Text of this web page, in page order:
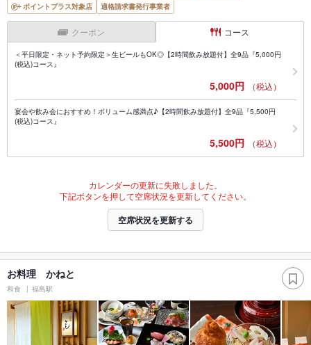
ポイントプラス対象店
適格請求書発行事業者
クーポン コース
＜平日限定・ネット予約限定＞生ビールもOK◎【2時間飲み放題付】全9品『5,000円
(税込)コース』
5,000円 （税込）
宴会や飲み会におすすめ！ボリューム感満点♪【2時間飲み放題付】全9品『5,500円
(税込)コース』
5,500円 （税込）
カレンダーの更新に失敗しました。
下記ボタンを押して空席状況を更新してください。
空席状況を更新する
お料理 かねと
和食 福島駅